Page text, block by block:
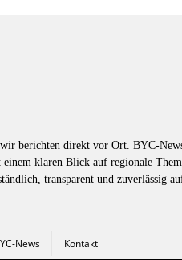
berichten direkt vor Ort. BYC-
klaren Blick auf regionale
transparent und zuverlässig
News Kontakt